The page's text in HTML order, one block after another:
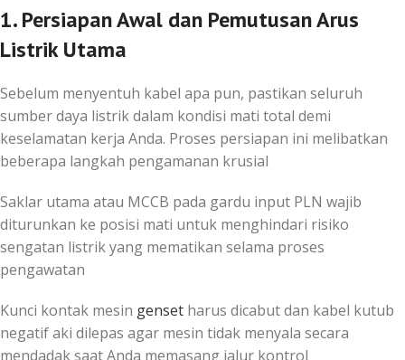
1. Persiapan Awal dan Pemutusan Arus
Listrik Utama
Sebelum menyentuh kabel apa pun, pastikan seluruh
sumber daya listrik dalam kondisi mati total demi
keselamatan kerja Anda. Proses persiapan ini melibatkan
beberapa langkah pengamanan krusial
Saklar utama atau MCCB pada gardu input PLN wajib
diturunkan ke posisi mati untuk menghindari risiko
sengatan listrik yang mematikan selama proses
pengawatan
Kunci kontak mesin genset harus dicabut dan kabel kutub
negatif aki dilepas agar mesin tidak menyala secara
mendadak saat Anda memasang jalur kontrol